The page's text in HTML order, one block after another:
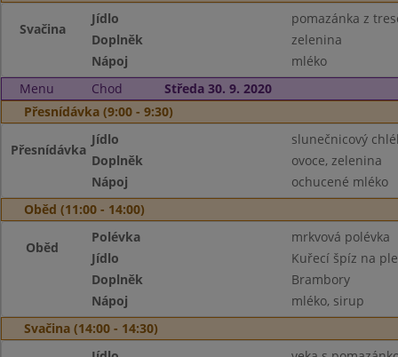
Svačina
Jídlo
pomazánka z
Doplněk
zelenina
Nápoj
mléko
Menu
Chod
Středa 30. 9. 2020
Přesnídávka (9:00 - 9:30)
Přesnídávka
Jídlo
slunečnicový
Doplněk
ovoce, zelenina
Nápoj
ochucené mléko
Oběd (11:00 - 14:00)
Oběd
Polévka
mrkvová polévka
Jídlo
Kuřecí špíz na
Doplněk
Brambory
Nápoj
mléko, sirup
Svačina (14:00 - 14:30)